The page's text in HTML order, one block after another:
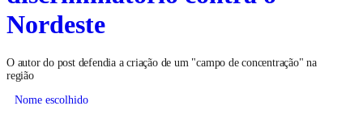
Nordeste
O autor do post defendia a criação de um "campo de concentração" na
região
Nome escolhido